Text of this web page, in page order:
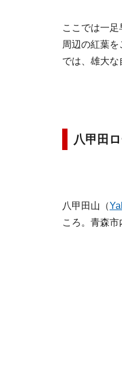
ここでは一
周辺の紅葉
では、雄大な
八甲田
八甲田山（
ころ。青森市